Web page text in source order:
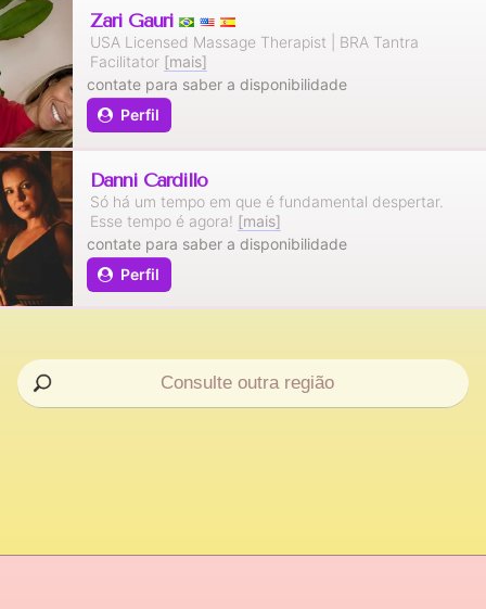
Zari Gauri
USA Licensed Massage Therapist | BRA Tantra
Facilitator [mais]
Perfil
contate para saber a disponibilidade
Danni Cardillo
Só há um tempo em que é fundamental despertar.
Esse tempo é agora! [mais]
Perfil
contate para saber a disponibilidade